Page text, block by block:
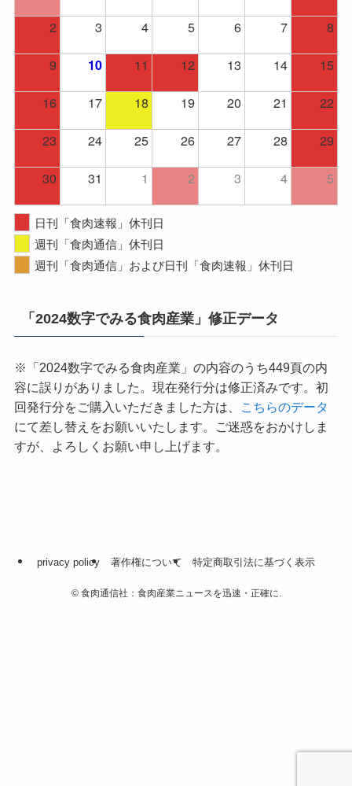
2
3 4 5 6 7
8
9
10 11 12 13 14
15
16
17 18 19 20 21
22
23
24 25 26 27 28
29
30
31 1 2 3 4 5
日刊「食肉速報」休刊日
週刊「食肉通信」休刊日
週刊「食肉通信」および日刊「食肉速報」休刊日
「2024数字でみる食肉産業」修正データ
※「2024数字でみる食肉産業」の内容のうち449頁の内
容に誤りがありました。現在発行分は修正済みです。初
回発行分をご購入いただきました方は、
こちらのデータ
にて差し替えをお願いいたします。ご迷惑をおかけしま
すが、よろしくお願い申し上げます。
privacy policy 著作権について 特定商取引法に基づく表示
©食肉通信社：食肉産業ニュースを迅速・正確に.